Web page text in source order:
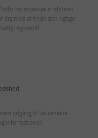
er afstemt
dig med at finde den rigtige
og nemt!
adgang til de seneste
informationer.